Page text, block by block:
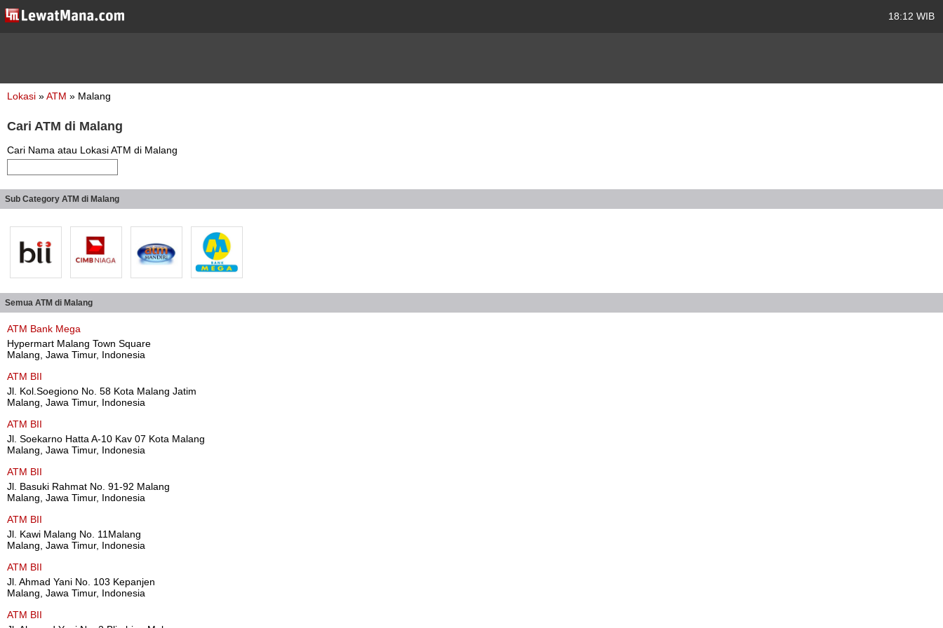
18:12 WIB
Lokasi »ATM » Malang
Cari ATM di Malang
Cari Nama atau Lokasi ATM di Malang
Sub Category ATM di Malang
Semua ATM di Malang
ATM Bank Mega
Hypermart Malang Town Square
Malang, Jawa Timur, Indonesia
ATM BII
Jl. Kol.Soegiono No. 58 Kota Malang Jatim
Malang, Jawa Timur, Indonesia
ATM BII
Jl. Soekarno Hatta A-10 Kav 07 Kota Malang
Malang, Jawa Timur, Indonesia
ATM BII
Jl. Basuki Rahmat No. 91-92 Malang
Malang, Jawa Timur, Indonesia
ATM BII
Jl. Kawi Malang No. 11Malang
Malang, Jawa Timur, Indonesia
ATM BII
Jl. Ahmad Yani No. 103 Kepanjen
Malang, Jawa Timur, Indonesia
ATM BII